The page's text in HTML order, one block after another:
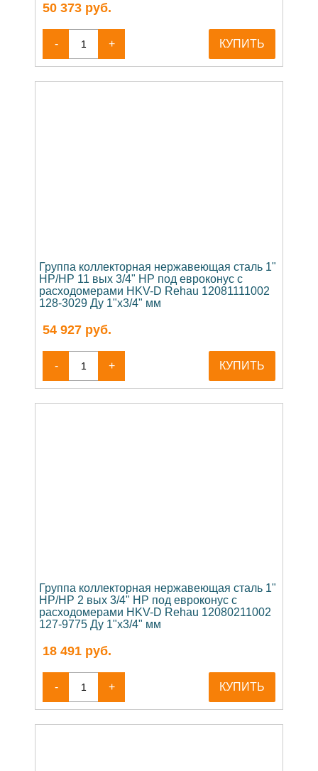
50 373 руб.
- + КУПИТЬ
Группа коллекторная нержавеющая сталь 1"
НР/НР 11 вых 3/4" НР под евроконус с
расходомерами HKV-D Rehau 12081111002
128-3029 Ду 1"x3/4" мм
54 927 руб.
- + КУПИТЬ
Группа коллекторная нержавеющая сталь 1"
НР/НР 2 вых 3/4" НР под евроконус с
расходомерами HKV-D Rehau 12080211002
127-9775 Ду 1"x3/4" мм
18 491 руб.
- + КУПИТЬ